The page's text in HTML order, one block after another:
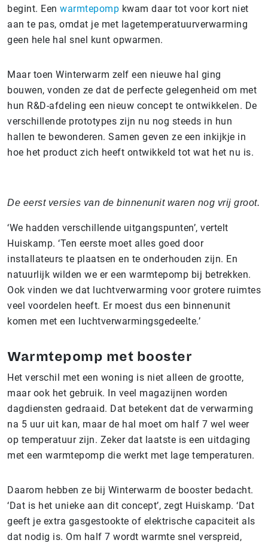
begint. Een warmtepomp kwam daar tot voor kort niet
aan te pas, omdat je met lagetemperatuurverwarming
geen hele hal snel kunt opwarmen.
Maar toen Winterwarm zelf een nieuwe hal ging
bouwen, vonden ze dat de perfecte gelegenheid om met
hun R&D-afdeling een nieuw concept te ontwikkelen. De
verschillende prototypes zijn nu nog steeds in hun
hallen te bewonderen. Samen geven ze een inkijkje in
hoe het product zich heeft ontwikkeld tot wat het nu is.
De eerst versies van de binnenunit waren nog vrij groot.
‘We hadden verschillende uitgangspunten’, vertelt
Huiskamp. ‘Ten eerste moet alles goed door
installateurs te plaatsen en te onderhouden zijn. En
natuurlijk wilden we er een warmtepomp bij betrekken.
Ook vinden we dat luchtverwarming voor grotere ruimtes
veel voordelen heeft. Er moest dus een binnenunit
komen met een luchtverwarmingsgedeelte.’
Warmtepomp met booster
Het verschil met een woning is niet alleen de grootte,
maar ook het gebruik. In veel magazijnen worden
dagdiensten gedraaid. Dat betekent dat de verwarming
na 5 uur uit kan, maar de hal moet om half 7 wel weer
op temperatuur zijn. Zeker dat laatste is een uitdaging
met een warmtepomp die werkt met lage temperaturen.
Daarom hebben ze bij Winterwarm de booster bedacht.
‘Dat is het unieke aan dit concept’, zegt Huiskamp. ‘Dat
geeft je extra gasgestookte of elektrische capaciteit als
dat nodig is. Om half 7 wordt warmte snel verspreid,